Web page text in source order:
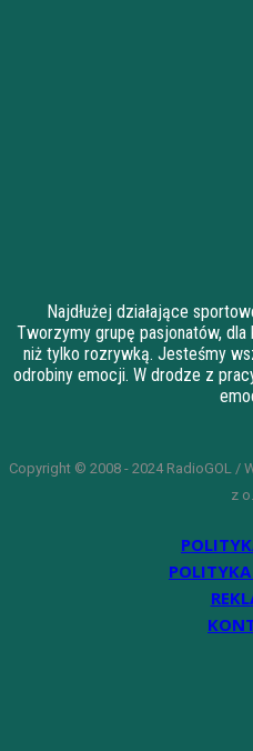
Najdłużej działające
Tworzymy grupę pasjonatów,
niż tylko rozrywką. Jesteśmy
odrobiny emocji. W drodze z
Copyright © 2008 - 2024 RadioGOL /
z